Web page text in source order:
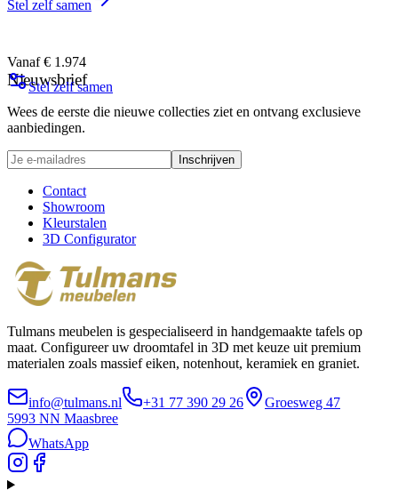
Stel zelf samen
Vanaf € 1.974
Stel zelf samen
Nieuwsbrief
Wees de eerste die nieuwe collecties ziet en ontvang exclusieve
aanbiedingen.
Inschrijven
Contact
Showroom
Kleurstalen
3D Configurator
Tulmans meubelen is gespecialiseerd in handgemaakte tafels op
maat. Configureer uw droomtafel in 3D met keuze uit premium
materialen zoals massief eiken, notenhout, keramiek en graniet.
info@tulmans.nl +31 77 390 29 26
Groesweg 47
5993 NN Maasbree
WhatsApp